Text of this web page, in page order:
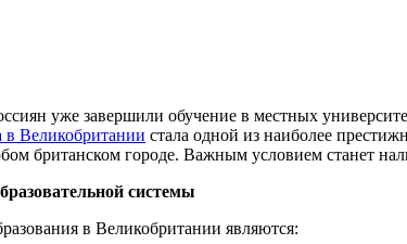
уже завершили обучение в местных
в Великобритании стала одной из наиболее
британском городе. Важным условием станет
системы
в Великобритании являются: